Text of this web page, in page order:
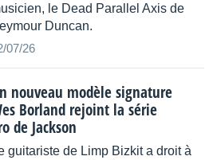
le Dead Parallel Axis de
Duncan.
07/26
nouveau modèle signature
Borland rejoint la série
de Jackson
guitariste de Limp Bizkit a droit à